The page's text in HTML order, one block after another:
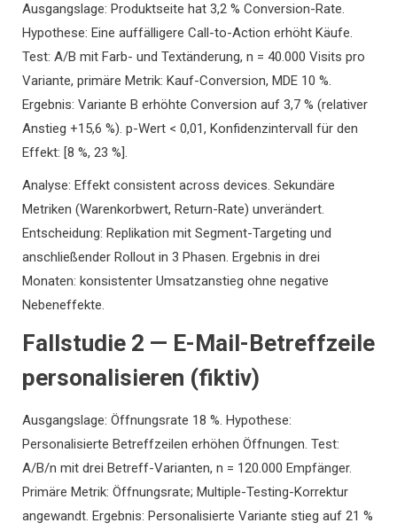
Ausgangslage: Produktseite hat 3,2 % Conversion-Rate.
Hypothese: Eine auffälligere Call-to-Action erhöht Käufe.
Test: A/B mit Farb- und Textänderung, n = 40.000 Visits pro
Variante, primäre Metrik: Kauf-Conversion, MDE 10 %.
Ergebnis: Variante B erhöhte Conversion auf 3,7 % (relativer
Anstieg +15,6 %). p-Wert < 0,01, Konfidenzintervall für den
Effekt: [8 %, 23 %].
Analyse: Effekt consistent across devices. Sekundäre
Metriken (Warenkorbwert, Return-Rate) unverändert.
Entscheidung: Replikation mit Segment-Targeting und
anschließender Rollout in 3 Phasen. Ergebnis in drei
Monaten: konsistenter Umsatzanstieg ohne negative
Nebeneffekte.
Fallstudie 2 — E-Mail-Betreffzeile
personalisieren (fiktiv)
Ausgangslage: Öffnungsrate 18 %. Hypothese:
Personalisierte Betreffzeilen erhöhen Öffnungen. Test:
A/B/n mit drei Betreff-Varianten, n = 120.000 Empfänger.
Primäre Metrik: Öffnungsrate; Multiple-Testing-Korrektur
angewandt. Ergebnis: Personalisierte Variante stieg auf 21 %